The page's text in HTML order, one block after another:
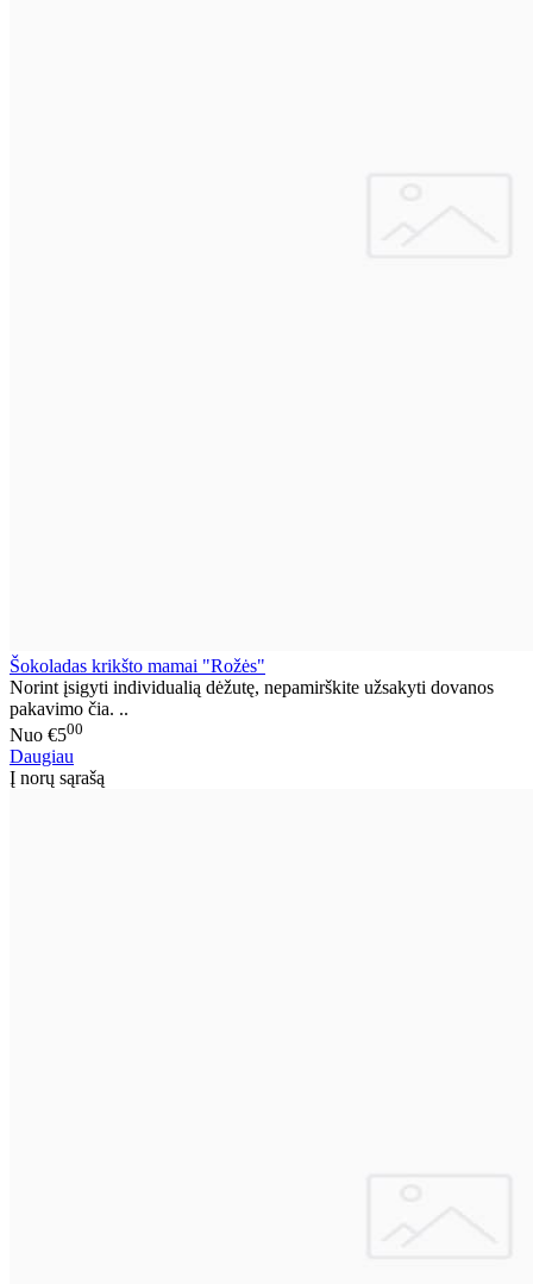
Šokoladas krikšto mamai "Rožės"
Norint įsigyti individualią dėžutę, nepamirškite užsakyti dovanos
pakavimo čia. ..
Nuo €500
Daugiau
Į norų sąrašą